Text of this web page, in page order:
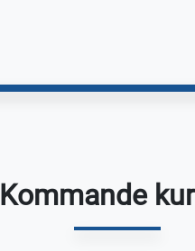
Kommande